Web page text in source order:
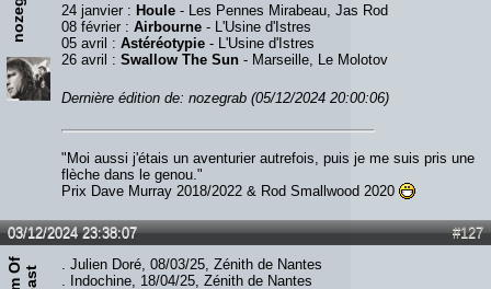
24 janvier : Houle - Les Pennes Mirabeau, Jas Rod
08 février : Airbourne - L'Usine d'Istres
05 avril : Astéréotypie - L'Usine d'Istres
26 avril : Swallow The Sun - Marseille, Le Molotov
Dernière édition de: nozegrab (05/12/2024 20:00:06)
"Moi aussi j'étais un aventurier autrefois, puis je me suis pris une
flèche dans le genou."
Prix Dave Murray 2018/2022 & Rod Smallwood 2020
#127
03/12/2024 23:38:07
. Julien Doré, 08/03/25, Zénith de Nantes
. Indochine, 18/04/25, Zénith de Nantes